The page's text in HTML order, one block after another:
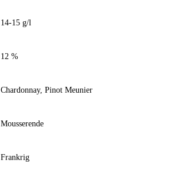
14-15 g/l
12 %
Chardonnay, Pinot Meunier
Mousserende
Frankrig